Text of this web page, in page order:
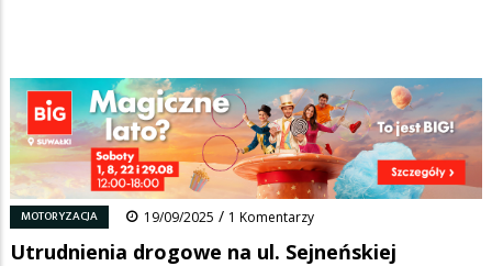
Ścieżka
nawigacyjna
Strona główna/Wiadomości/Motoryzacja/
Utrudnienia drogowe na ul. Sejneńskiej
FacebookPinterestTumblr
0 Reddit Share
MOTORYZACJA 19/09/2025 / 1 Komentarzy
Utrudnienia drogowe na ul. Sejneńskiej